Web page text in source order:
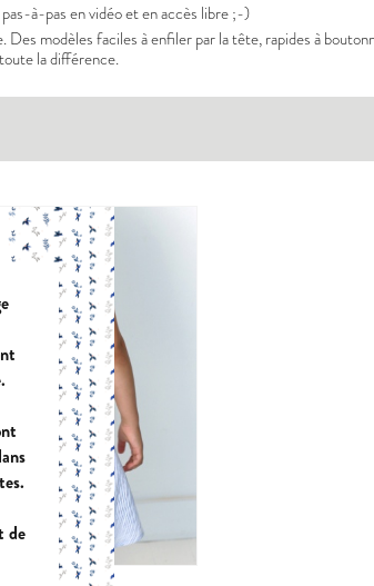
PDF: 11,40 €
POCHETTE:
PANIER A DOUDOUS
PDF: GRATUIT
AZUR
PDF: 12,90 €
POCHETTE:
à-pas en vidéo et en accès libre ;-)
modèles faciles à enfiler par la tête, rapides à
la différence.
de